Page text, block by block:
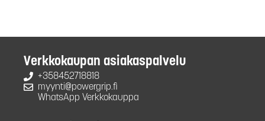
Verkkokaupan asiakaspalvelu
+358452718818
myynti@powergrip.fi
WhatsApp Verkkokauppa